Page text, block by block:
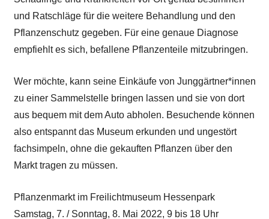
und Ratschläge für die weitere Behandlung und den
Pflanzenschutz gegeben. Für eine genaue Diagnose
empfiehlt es sich, befallene Pflanzenteile mitzubringen.
Wer möchte, kann seine Einkäufe von Junggärtner*innen
zu einer Sammelstelle bringen lassen und sie von dort
aus bequem mit dem Auto abholen. Besuchende können
also entspannt das Museum erkunden und ungestört
fachsimpeln, ohne die gekauften Pflanzen über den
Markt tragen zu müssen.
Pflanzenmarkt im Freilichtmuseum Hessenpark
Samstag, 7. / Sonntag, 8. Mai 2022, 9 bis 18 Uhr